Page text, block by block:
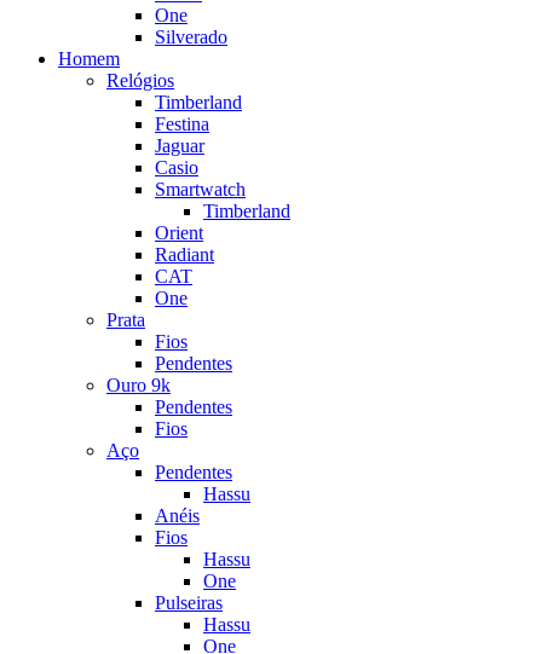
One
Silverado
Homem
Relógios
Timberland
Festina
Jaguar
Casio
Smartwatch
Timberland
Orient
Radiant
CAT
One
Prata
Fios
Pendentes
Ouro 9k
Pendentes
Fios
Aço
Pendentes
Hassu
Anéis
Fios
Hassu
One
Pulseiras
Hassu
One